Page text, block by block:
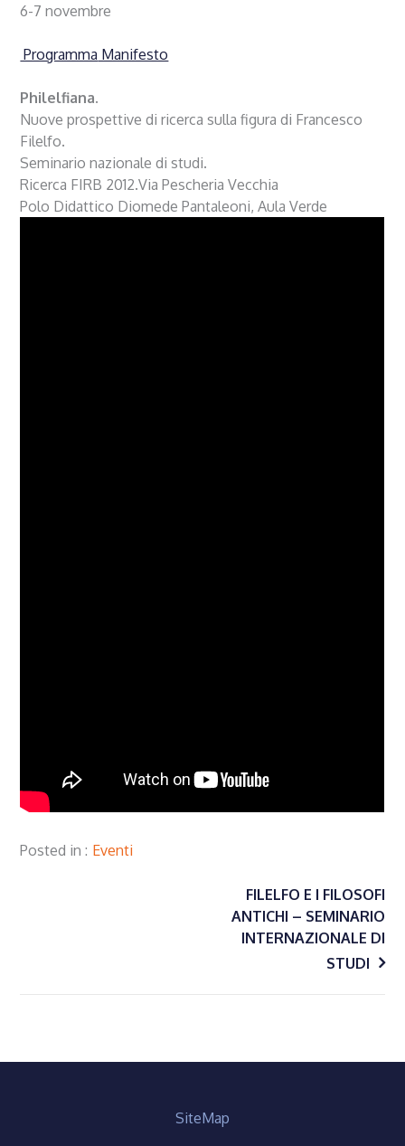
6-7 novembre
Programma Manifesto
Philelfiana.
Nuove prospettive di ricerca sulla figura di Francesco
Filelfo.
Seminario nazionale di studi.
Ricerca FIRB 2012.Via Pescheria Vecchia
Polo Didattico Diomede Pantaleoni, Aula Verde
Posted in Eventi
NavigazioneFILELFO E I FILOSOFI
ANTICHI – SEMINARIO
INTERNAZIONALE DI
STUDI
SiteMap